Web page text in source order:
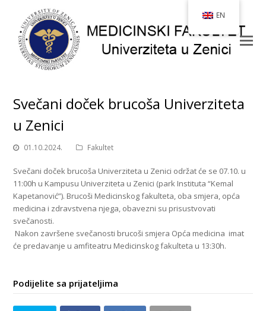
Svečani doček brucoša Univerziteta
u Zenici
01.10.2024. Fakultet
Svečani doček brucoša Univerziteta u Zenici održat će se 07.10. u
11:00h u Kampusu Univerziteta u Zenici (park Instituta “Kemal
Kapetanović”). Brucoši Medicinskog fakulteta, oba smjera, opća
medicina i zdravstvena njega, obavezni su prisustvovati
svečanosti.
Nakon završene svečanosti brucoši smjera Opća medicina imat
će predavanje u amfiteatru Medicinskog fakulteta u 13:30h.
Podijelite sa prijateljima
EN